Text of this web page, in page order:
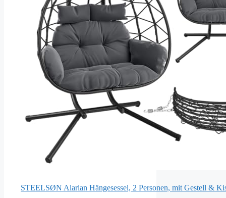
STEELSØN Alarian Hängesessel, 2 Personen, mit Gestell &